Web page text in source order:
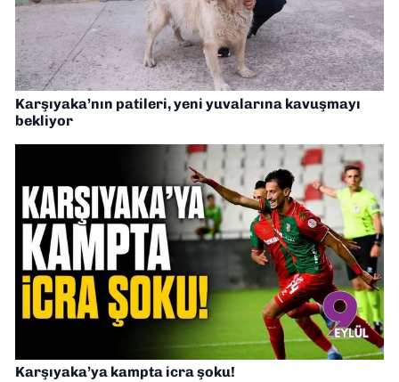
Karşıyaka’nın patileri, yeni yuvalarına kavuşmayı
bekliyor
Karşıyaka’ya kampta icra şoku!